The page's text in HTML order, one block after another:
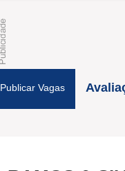
Publicar Vagas